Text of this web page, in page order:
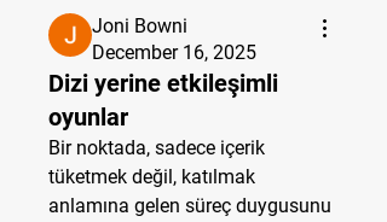
Joni Bowni
December 16, 2025
Dizi yerine etkileşimli
oyunlar
Bir noktada, sadece içerik
tüketmek değil, katılmak
anlamına gelen süreç duygusunu